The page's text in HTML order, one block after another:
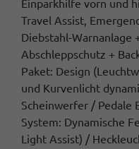
Einparkhilfe vorn und
Travel Assist,
Diebstahl-Warnanlage
Abschleppschutz +
Paket: Design
und Kurvenlicht
Scheinwerfer / Pedale
System: Dynamische
Light Assist) /